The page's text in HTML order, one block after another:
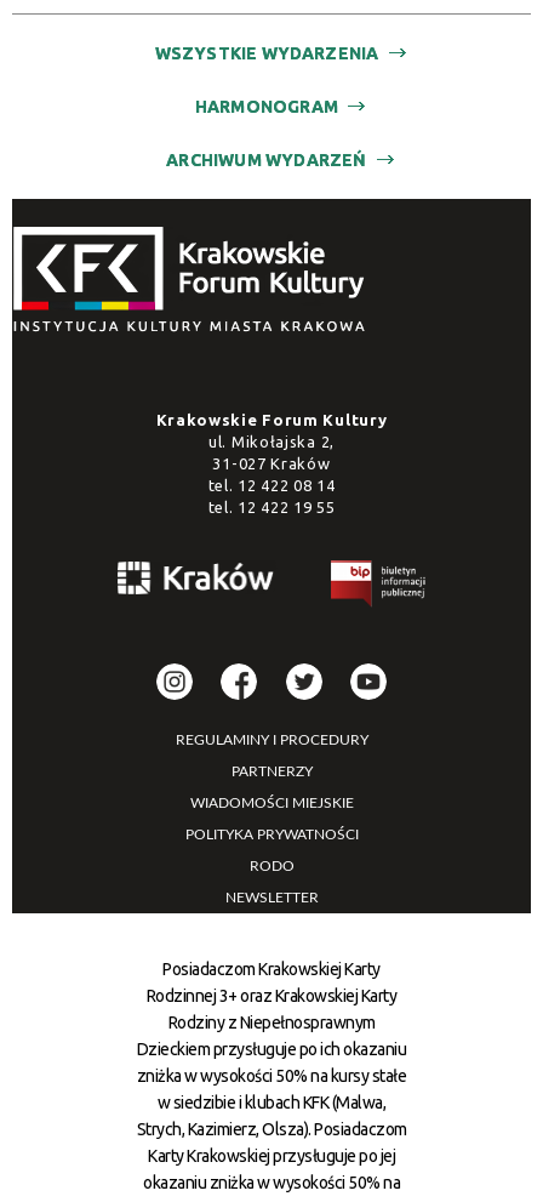
WSZYSTKIE WYDARZENIA
HARMONOGRAM
ARCHIWUM WYDARZEŃ
Krakowskie Forum Kultury
ul. Mikołajska 2,
31-027 Kraków
tel. 12 422 08 14
tel. 12 422 19 55
REGULAMINY I PROCEDURY
PARTNERZY
WIADOMOŚCI MIEJSKIE
POLITYKA PRYWATNOŚCI
RODO
NEWSLETTER
Posiadaczom Krakowskiej Karty
Rodzinnej 3+ oraz Krakowskiej Karty
Rodziny z Niepełnosprawnym
Dzieckiem przysługuje po ich okazaniu
zniżka w wysokości 50% na kursy stałe
w siedzibie i klubach KFK (Malwa,
Strych, Kazimierz, Olsza). Posiadaczom
Karty Krakowskiej przysługuje po jej
okazaniu zniżka w wysokości 50% na